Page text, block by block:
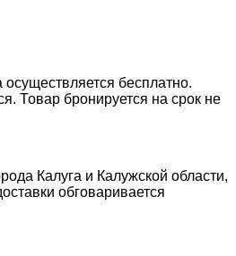
бесплатно.
Товар бронируется на срок не
Калуга и Калужской области,
обговаривается